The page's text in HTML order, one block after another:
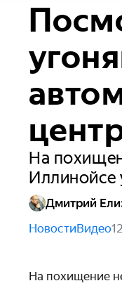
На
Иллинойсе
Дмитрий
НовостиВидео
На похищение